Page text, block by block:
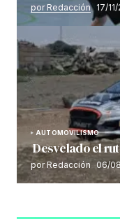
por Redacción 17/
AUTOMOVILISMO
Desvelado el
por Redacción 06/